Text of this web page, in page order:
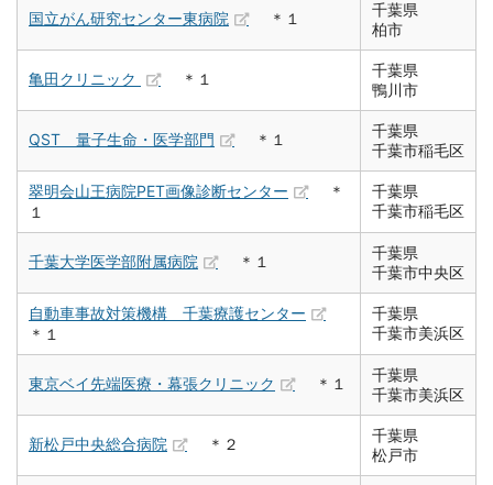
国立がん研究センター東病院 ＊１
千葉県
柏市
亀田クリニック ＊１
千葉県
鴨川市
QST 量子生命・医学部門 ＊１
千葉県
千葉市稲毛区
翠明会山王病院PET画像診断センター
＊
１
千葉県
千葉市稲毛区
千葉大学医学部附属病院 ＊１
千葉県
千葉市中央区
自動車事故対策機構 千葉療護センター
＊１
千葉県
千葉市美浜区
東京ベイ先端医療・幕張クリニック ＊１
千葉県
千葉市美浜区
新松戸中央総合病院 ＊２
千葉県
松戸市